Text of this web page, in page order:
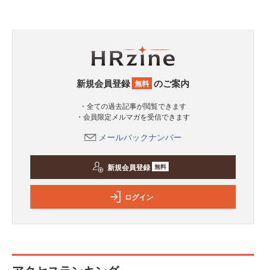
新規会員登録 無料 のご案内
・全ての過去記事が閲覧できます
・会員限定メルマガを受信できます
メールバックナンバー
新規会員登録 無料
ログイン